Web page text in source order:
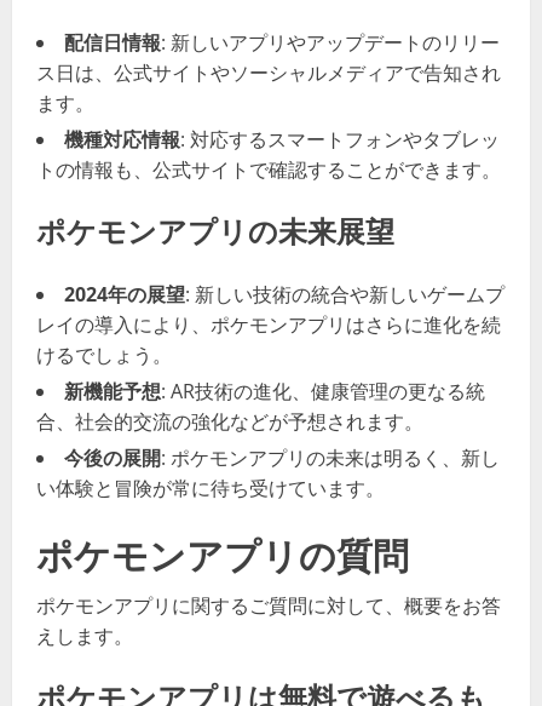
配信日情報: 新しいアプリやアップデートのリリー
ス日は、公式サイトやソーシャルメディアで告知され
ます。
機種対応情報: 対応するスマートフォンやタブレッ
トの情報も、公式サイトで確認することができます。
ポケモンアプリの未来展望
2024年の展望: 新しい技術の統合や新しいゲームプ
レイの導入により、ポケモンアプリはさらに進化を続
けるでしょう。
新機能予想: AR技術の進化、健康管理の更なる統
合、社会的交流の強化などが予想されます。
今後の展開: ポケモンアプリの未来は明るく、新し
い体験と冒険が常に待ち受けています。
ポケモンアプリの質問
ポケモンアプリに関するご質問に対して、概要をお答
えします。
ポケモンアプリは無料で遊べるも